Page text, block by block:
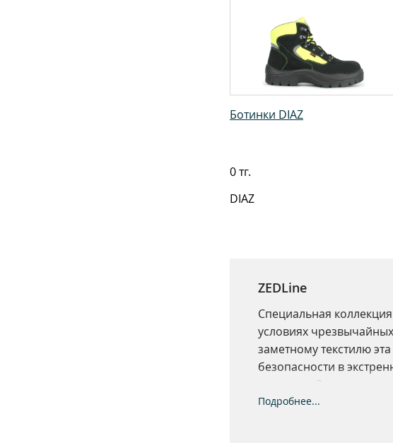
Ботинки DIAZ
0 тг.
DIAZ
ZEDLine
Специальная
условиях
заметному текстилю
безопасности в
ситуации. Для самых
комфорт и свобода
Подробнее...